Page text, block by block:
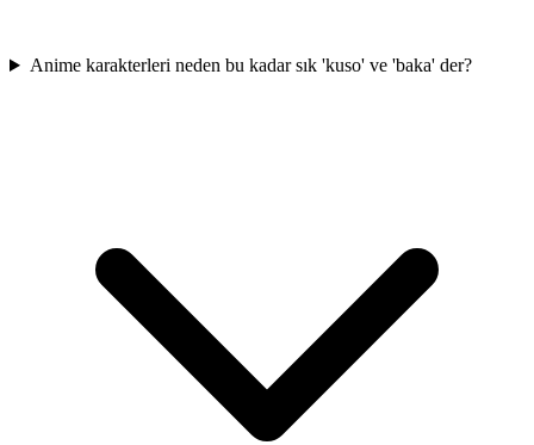
Anime karakterleri neden bu kadar sık 'kuso' ve 'baka' der?